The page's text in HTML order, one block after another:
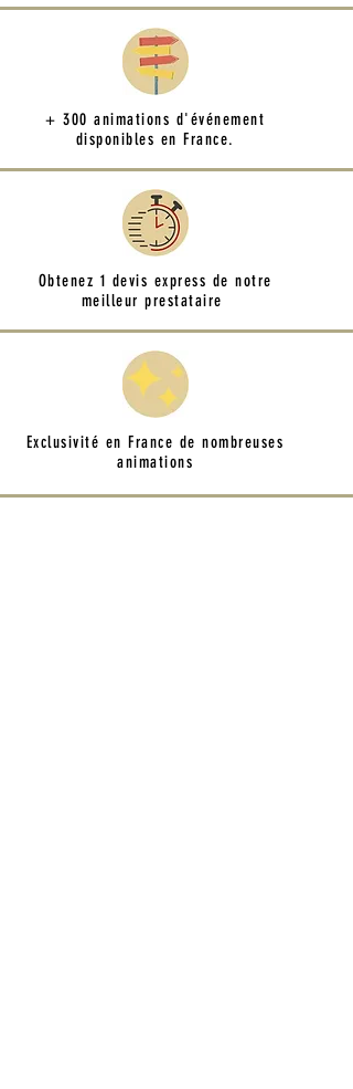
+ 300 animations d'événement
disponibles en France.
Obtenez 1 devis express de notre
meilleur prestataire
Exclusivité en France de nombreuses
animations